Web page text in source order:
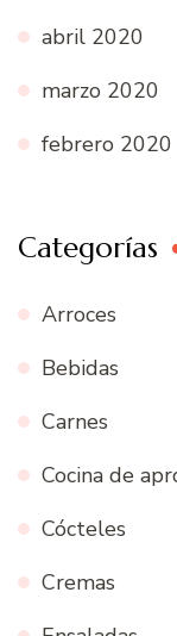
abril 2020
marzo 2020
febrero 2020
Categorías
Arroces
Bebidas
Carnes
Cocina de
Cócteles
Cremas